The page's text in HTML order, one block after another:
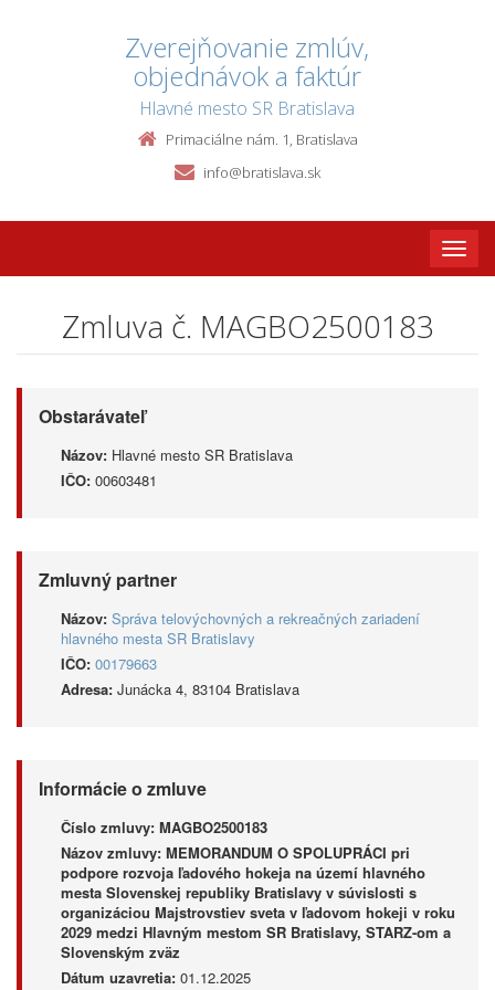
Zverejňovanie zmlúv,
objednávok a faktúr
Hlavné mesto SR Bratislava
Primaciálne nám. 1, Bratislava
info@bratislava.sk
Toggle
Zmluva č. MAGBO2500183
Obstarávateľ
Názov: Hlavné mesto SR Bratislava
IČO: 00603481
Zmluvný partner
Názov: Správa telovýchovných a rekreačných zariadení
hlavného mesta SR Bratislavy
IČO: 00179663
Adresa: Junácka 4, 83104 Bratislava
Informácie o zmluve
Číslo zmluvy: MAGBO2500183
Názov zmluvy: MEMORANDUM O SPOLUPRÁCI pri
podpore rozvoja ľadového hokeja na území hlavného
mesta Slovenskej republiky Bratislavy v súvislosti s
organizáciou Majstrovstiev sveta v ľadovom hokeji v roku
2029 medzi Hlavným mestom SR Bratislavy, STARZ-om a
Slovenským zväz
Dátum uzavretia: 01.12.2025